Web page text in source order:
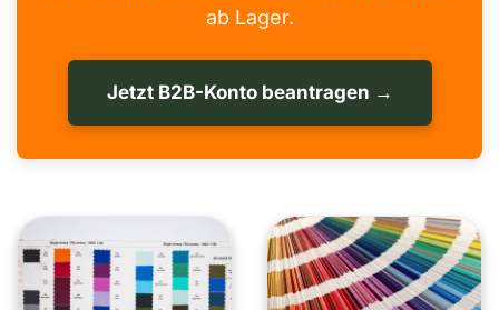
ab Lager.
Jetzt B2B-Konto beantragen →